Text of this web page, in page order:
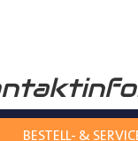
BESTELL- &